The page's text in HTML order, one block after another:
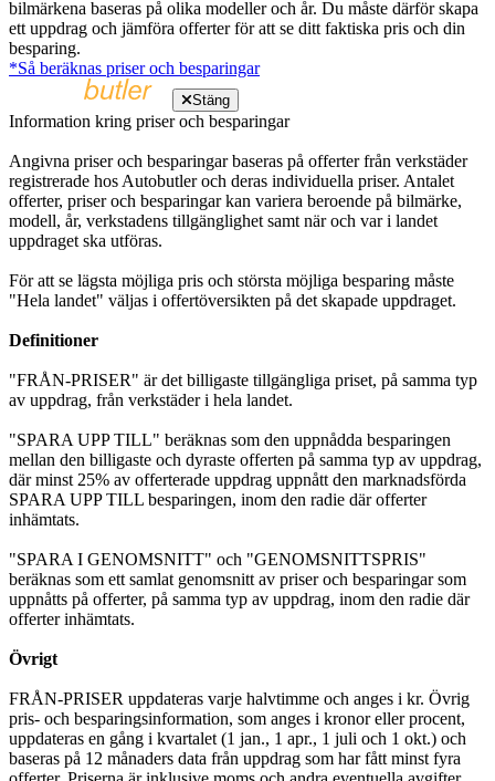
bilmärkena baseras på olika modeller och år. Du måste därför skapa
ett uppdrag och jämföra offerter för att se ditt faktiska pris och din
besparing.
*Så beräknas priser och besparingar
Stäng
Information kring priser och besparingar
Angivna priser och besparingar baseras på offerter från verkstäder
registrerade hos Autobutler och deras individuella priser. Antalet
offerter, priser och besparingar kan variera beroende på bilmärke,
modell, år, verkstadens tillgänglighet samt när och var i landet
uppdraget ska utföras.
För att se lägsta möjliga pris och största möjliga besparing måste
"Hela landet" väljas i offertöversikten på det skapade uppdraget.
Definitioner
"FRÅN-PRISER" är det billigaste tillgängliga priset, på samma typ
av uppdrag, från verkstäder i hela landet.
"SPARA UPP TILL" beräknas som den uppnådda besparingen
mellan den billigaste och dyraste offerten på samma typ av uppdrag,
där minst 25% av offerterade uppdrag uppnått den marknadsförda
SPARA UPP TILL besparingen, inom den radie där offerter
inhämtats.
"SPARA I GENOMSNITT" och "GENOMSNITTSPRIS"
beräknas som ett samlat genomsnitt av priser och besparingar som
uppnåtts på offerter, på samma typ av uppdrag, inom den radie där
offerter inhämtats.
Övrigt
FRÅN-PRISER uppdateras varje halvtimme och anges i kr. Övrig
pris- och besparingsinformation, som anges i kronor eller procent,
uppdateras en gång i kvartalet (1 jan., 1 apr., 1 juli och 1 okt.) och
baseras på 12 månaders data från uppdrag som har fått minst fyra